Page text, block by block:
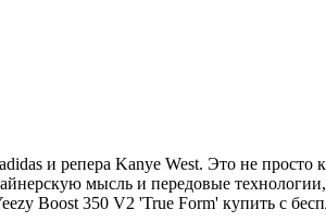
и репера Kanye West. Это не
мысль и передовые
Boost 350 V2 'True Form' купить с